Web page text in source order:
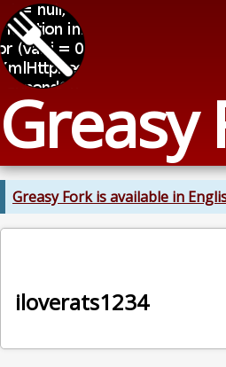
Greasy
Greasy Fork is available in
iloverats1234